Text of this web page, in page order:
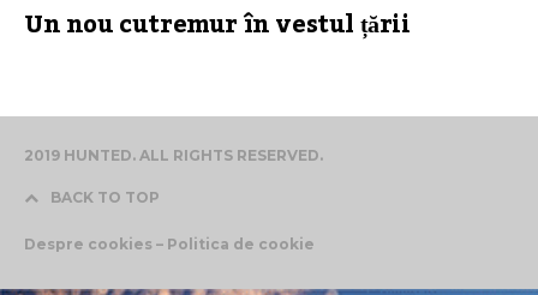
Un nou cutremur în vestul țării
2019 HUNTED. ALL RIGHTS RESERVED.
BACK TO TOP
Despre cookies – Politica de cookie